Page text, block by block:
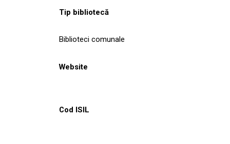
CULTURALE
NOUTĂȚI
Tip bibliotecă
Biblioteci comunale
Website
Cod ISIL